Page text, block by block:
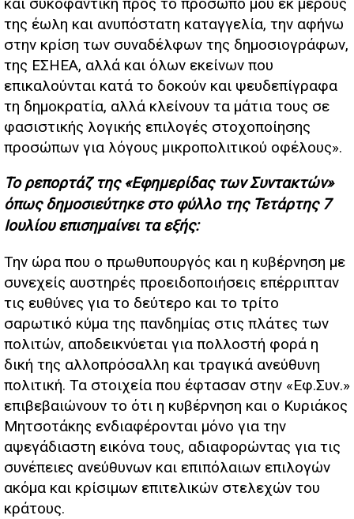
και συκοφαντική προς το πρόσωπό μου εκ μέρους
της έωλη και ανυπόστατη καταγγελία, την αφήνω
στην κρίση των συναδέλφων της δημοσιογράφων,
της ΕΣΗΕΑ, αλλά και όλων εκείνων που
επικαλούνται κατά το δοκούν και ψευδεπίγραφα
τη δημοκρατία, αλλά κλείνουν τα μάτια τους σε
φασιστικής λογικής επιλογές στοχοποίησης
προσώπων για λόγους μικροπολιτικού οφέλους».
Το ρεπορτάζ της «Εφημερίδας των Συντακτών»
όπως δημοσιεύτηκε στο φύλλο της Τετάρτης 7
Ιουλίου επισημαίνει τα εξής:
Την ώρα που ο πρωθυπουργός και η κυβέρνηση με
συνεχείς αυστηρές προειδοποιήσεις επέρριπταν
τις ευθύνες για το δεύτερο και το τρίτο
σαρωτικό κύμα της πανδημίας στις πλάτες των
πολιτών, αποδεικνύεται για πολλοστή φορά η
δική της αλλοπρόσαλλη και τραγικά ανεύθυνη
πολιτική. Τα στοιχεία που έφτασαν στην «Εφ.Συν.»
επιβεβαιώνουν το ότι η κυβέρνηση και ο Κυριάκος
Μητσοτάκης ενδιαφέρονται μόνο για την
αψεγάδιαστη εικόνα τους, αδιαφορώντας για τις
συνέπειες ανεύθυνων και επιπόλαιων επιλογών
ακόμα και κρίσιμων επιτελικών στελεχών του
κράτους.